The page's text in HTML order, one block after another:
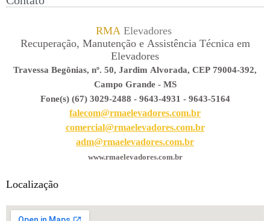
RMA Elevadores
Recuperação, Manutenção e Assistência Técnica em
Elevadores
Travessa Begônias, nº. 50, Jardim Alvorada, CEP 79004-392,
Campo Grande - MS
Fone(s) (67) 3029-2488 - 9643-4931 - 9643-5164
falecom@rmaelevadores.com.br
comercial@rmaelevadores.com.br
adm@rmaelevadores.com.br
www.rmaelevadores.com.br
Localização